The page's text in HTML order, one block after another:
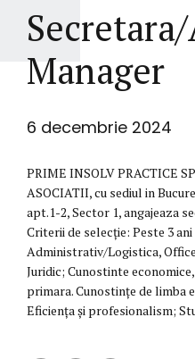
Manager
6 decembrie 2024
PRIME INSOLV PRACTICE
ASOCIATII, cu sediul in
apt.1-2, Sector 1, angajeaza
Criterii de selecție: Peste 3
Administrativ/Logistica,
Juridic; Cunostinte
primara. Cunostințe de
Eficienţa şi profesionalism;